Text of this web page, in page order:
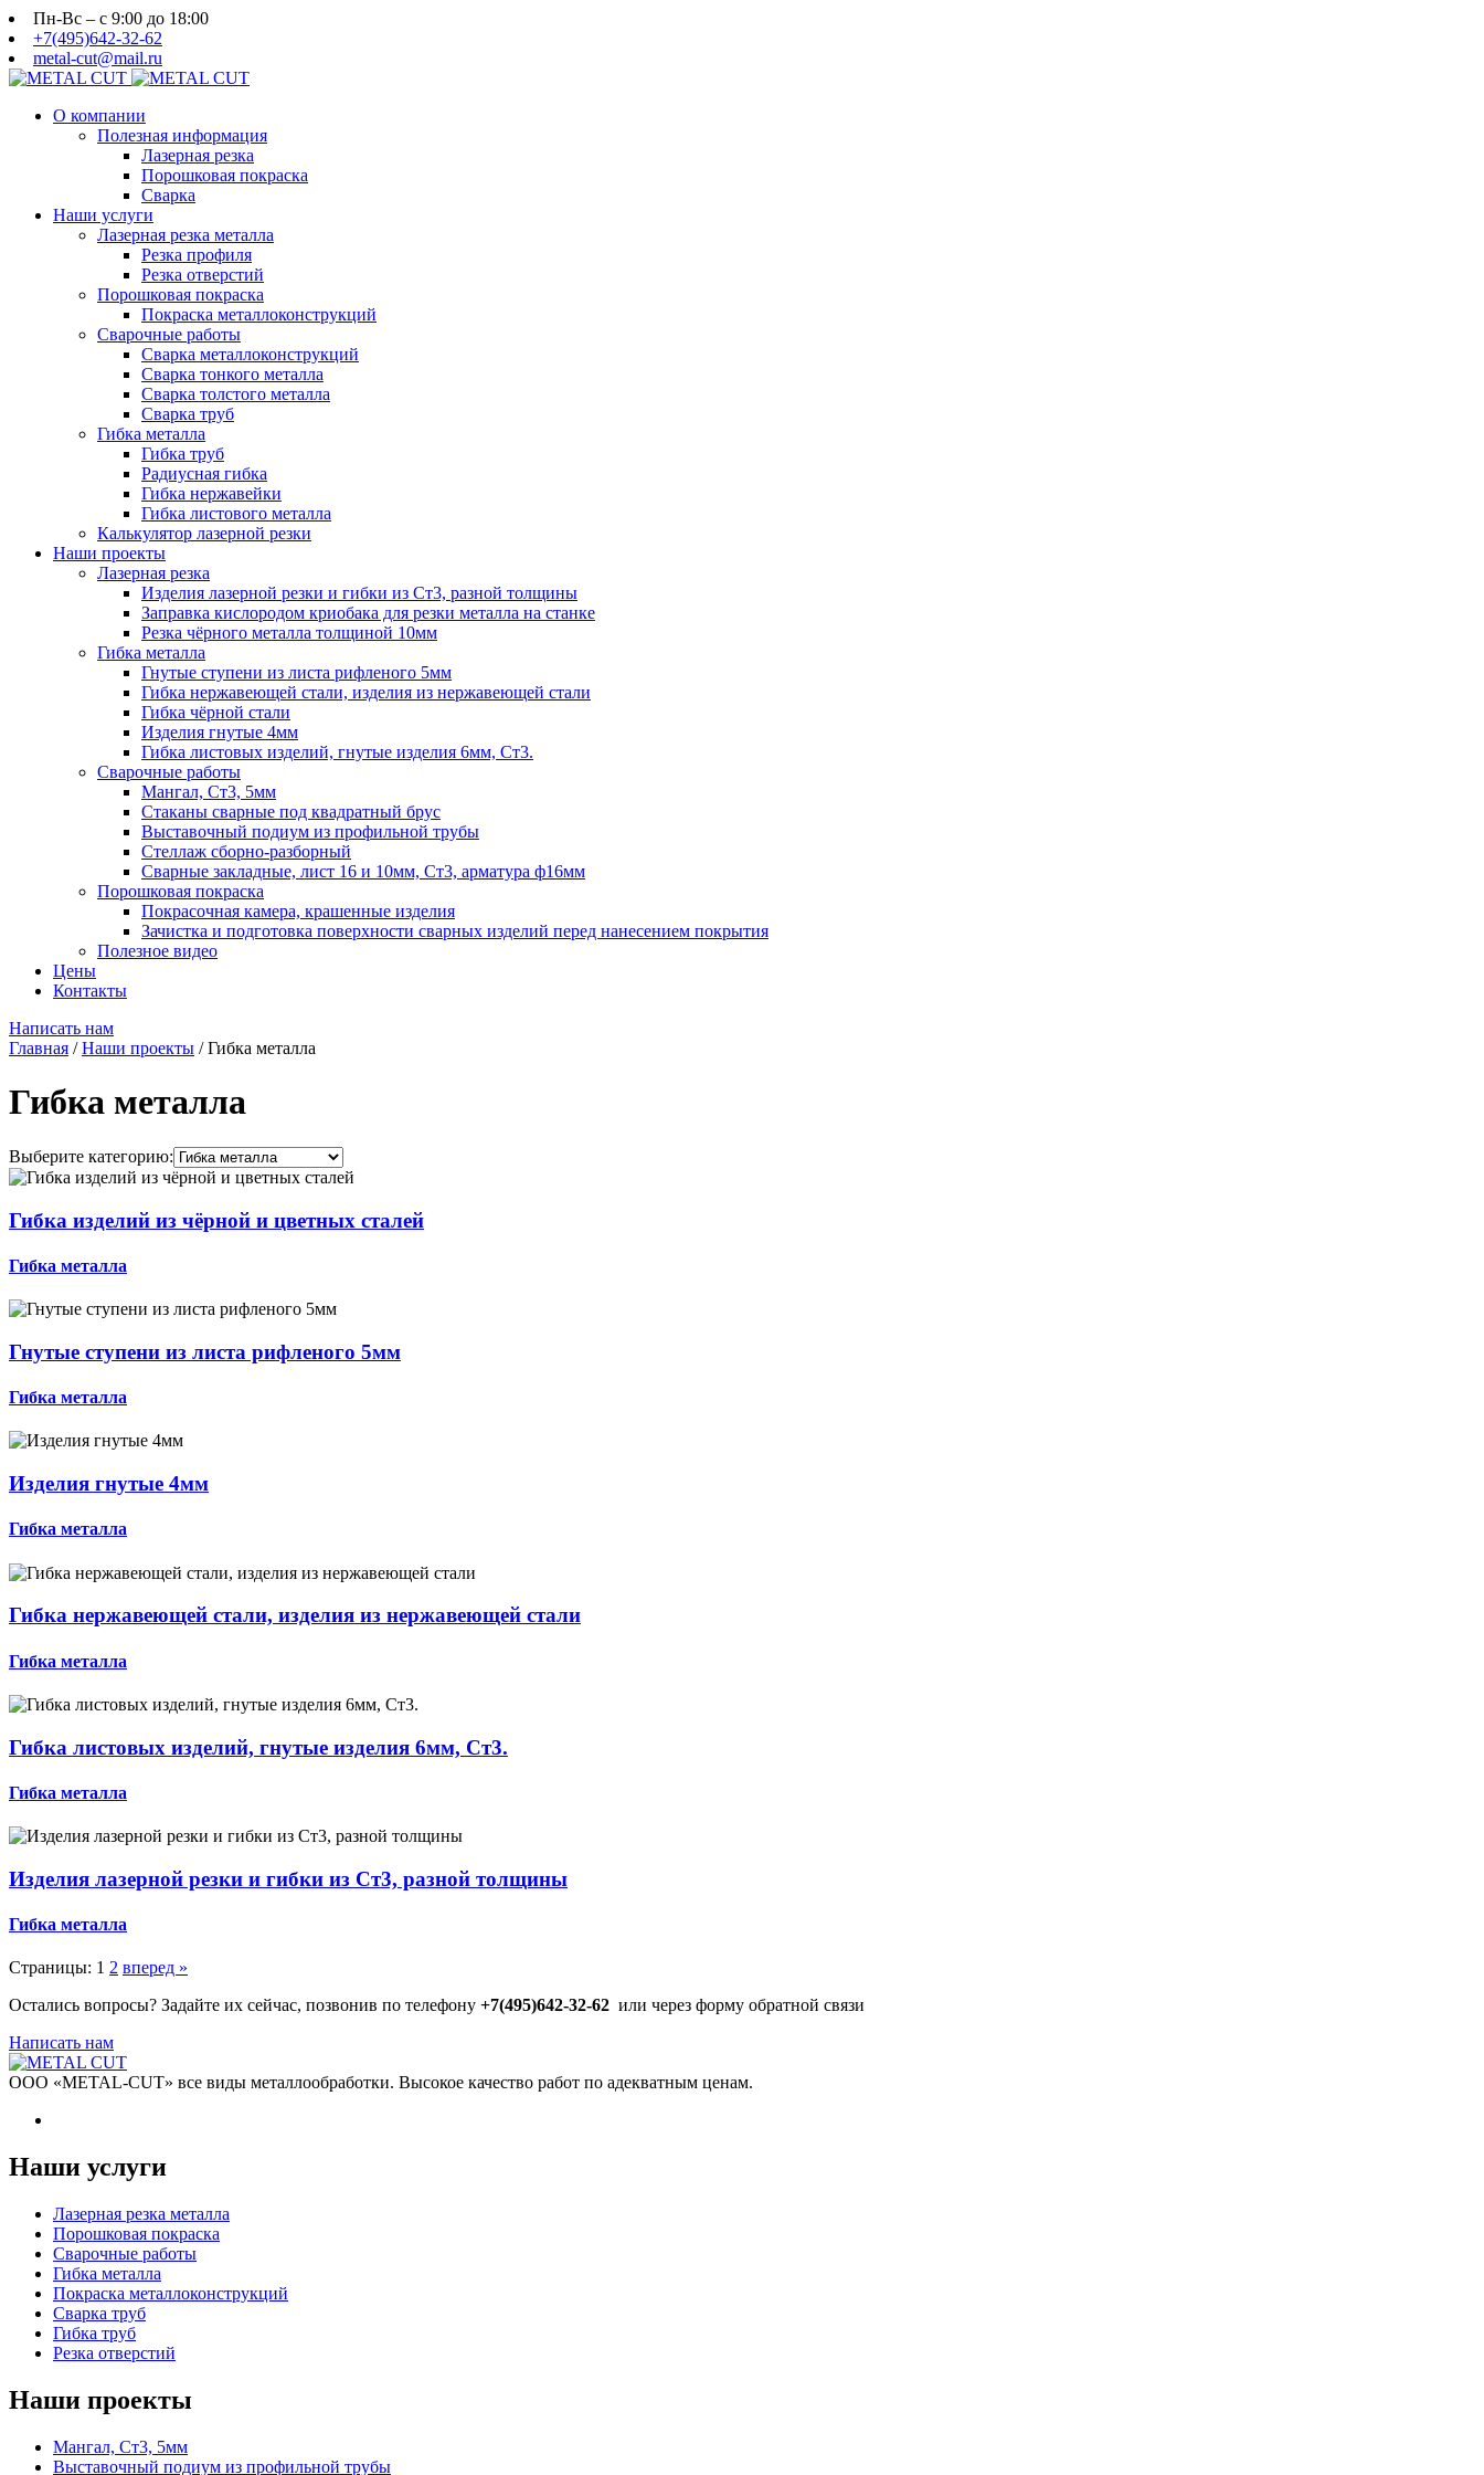
Пн-Вс – с 9:00 до 18:00
+7(495)642-32-62
metal-cut@mail.ru
О компании
Полезная информация
Лазерная резка
Порошковая покраска
Сварка
Наши услуги
Лазерная резка металла
Резка профиля
Резка отверстий
Порошковая покраска
Покраска металлоконструкций
Сварочные работы
Сварка металлоконструкций
Сварка тонкого металла
Сварка толстого металла
Сварка труб
Гибка металла
Гибка труб
Радиусная гибка
Гибка нержавейки
Гибка листового металла
Калькулятор лазерной резки
Наши проекты
Лазерная резка
Изделия лазерной резки и гибки из Ст3, разной толщины
Заправка кислородом криобака для резки металла на станке
Резка чёрного металла толщиной 10мм
Гибка металла
Гнутые ступени из листа рифленого 5мм
Гибка нержавеющей стали, изделия из нержавеющей стали
Гибка чёрной стали
Изделия гнутые 4мм
Гибка листовых изделий, гнутые изделия 6мм, Ст3.
Сварочные работы
Мангал, Ст3, 5мм
Стаканы сварные под квадратный брус
Выставочный подиум из профильной трубы
Стеллаж сборно-разборный
Сварные закладные, лист 16 и 10мм, Ст3, арматура ф16мм
Порошковая покраска
Покрасочная камера, крашенные изделия
Зачистка и подготовка поверхности сварных изделий перед нанесением покрытия
Полезное видео
Цены
Контакты
Написать нам
Главная /Наши проекты /Гибка металла
Гибка металла
Выберите категорию:
Гибка изделий из чёрной и цветных сталей
Гибка металла
Гнутые ступени из листа рифленого 5мм
Гибка металла
Изделия гнутые 4мм
Гибка металла
Гибка нержавеющей стали, изделия из нержавеющей стали
Гибка металла
Гибка листовых изделий, гнутые изделия 6мм, Ст3.
Гибка металла
Изделия лазерной резки и гибки из Ст3, разной толщины
Гибка металла
Страницы: 1 2 вперед »
Остались вопросы? Задайте их сейчас, позвонив по телефону +7(495)642-32-62 или через форму обратной связи
Написать нам
ООО «METAL-CUT» все виды металлообработки. Высокое качество работ по адекватным ценам.
Наши услуги
Лазерная резка металла
Порошковая покраска
Сварочные работы
Гибка металла
Покраска металлоконструкций
Сварка труб
Гибка труб
Резка отверстий
Наши проекты
Мангал, Ст3, 5мм
Выставочный подиум из профильной трубы